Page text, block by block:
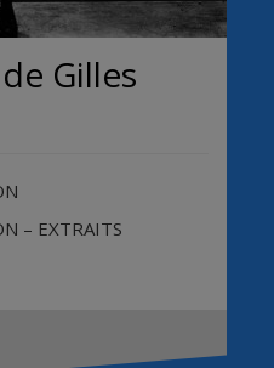
Gilles
– EXTRAITS